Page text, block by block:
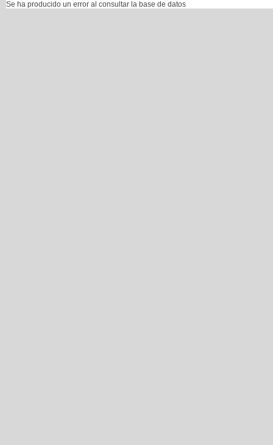
Se ha producido un error al consultar la base de datos